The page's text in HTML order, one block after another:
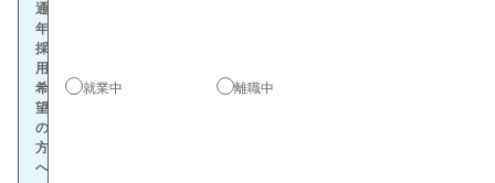
通
年
採
用
希
望
の
方
へ
就業中 離職中